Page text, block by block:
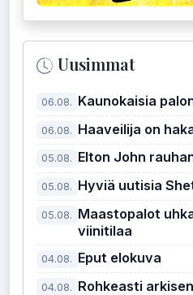
Uusimmat
06.08. Kaunokaisia
06.08. Haaveilija on
05.08. Elton John
05.08. Hyviä uutisia
05.08. Maastopalot
viinitilaa
04.08. Eput elokuva
04.08. Rohkeasti